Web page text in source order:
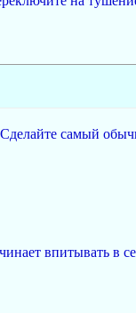
самый
впитывать в